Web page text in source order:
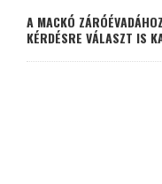
A MACKÓ
KÉRDÉSRE VÁLASZT IS